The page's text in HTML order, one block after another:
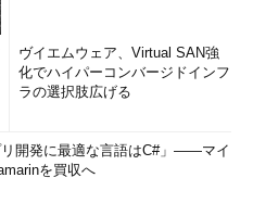
ヴイエムウェア、Virtual SAN強
化でハイパーコンバージドインフ
ラの選択肢広げる
リ開発に最適な言語はC#」――マイ
を買収へ